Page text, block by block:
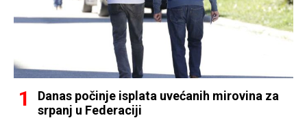
Danas počinje isplata uvećanih mirovina za
srpanj u Federaciji